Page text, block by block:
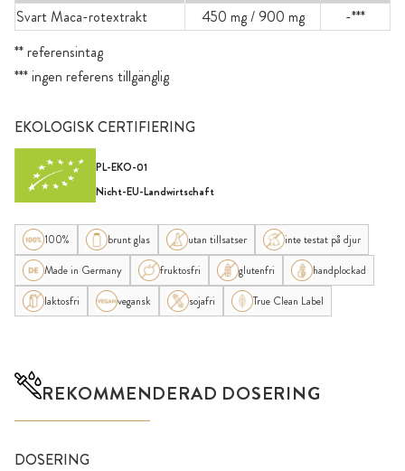
Svart Maca-rotextrakt 450 mg / 900 mg
-***
** referensintag
*** ingen referens tillgänglig
EKOLOGISK CERTIFIERING
PL-EKO-01
Nicht-EU-Landwirtschaft
100% brunt glas utan tillsatser
inte testat på djur
Made in Germany
fruktosfri glutenfri
handplockad
laktosfri
vegansk sojafri True Clean Label
REKOMMENDERAD DOSERING
DOSERING